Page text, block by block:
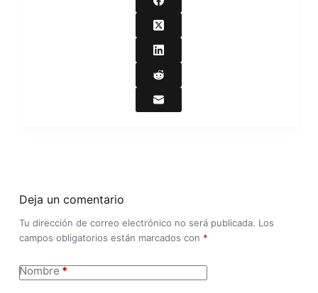
Deja un comentario
Tu dirección de correo electrónico no será publicada. Los
campos obligatorios están marcados con *
Nombre*